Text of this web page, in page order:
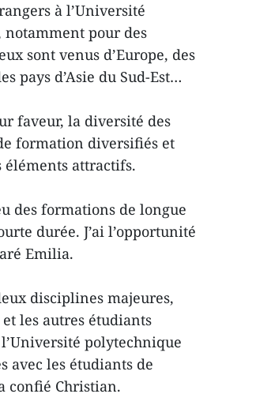
à l’Université
pour des
sont venus d’Europe, des
pays d’Asie du Sud-Est…
faveur, la diversité des
formation diversifiés et
attractifs.
des formations de longue
durée. J’ai l’opportunité
Emilia.
disciplines majeures,
les autres étudiants
polytechnique
avec les étudiants de
confié Christian.